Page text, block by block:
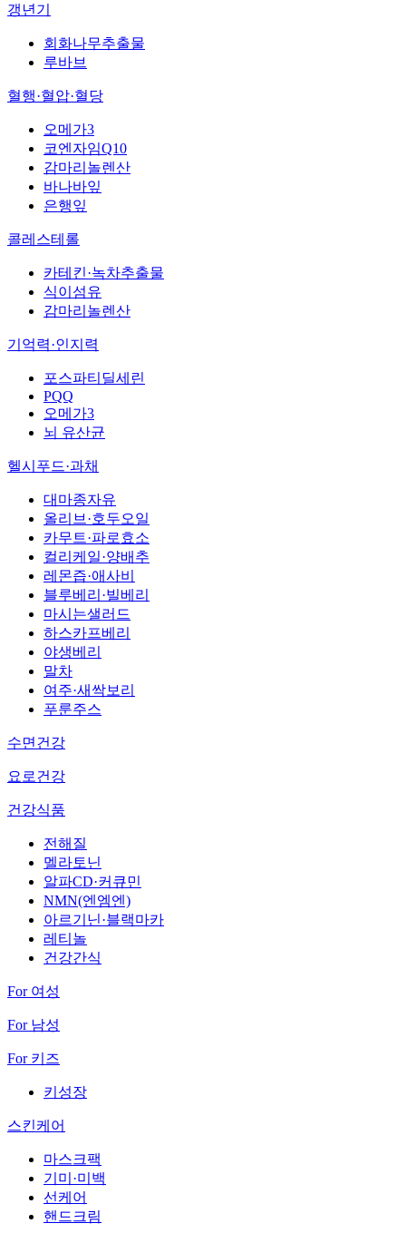
갱년기
회화나무추출물
루바브
혈행·혈압·혈당
오메가3
코엔자임Q10
감마리놀렌산
바나바잎
은행잎
콜레스테롤
카테킨·녹차추출물
식이섬유
감마리놀렌산
기억력·인지력
포스파티딜세린
PQQ
오메가3
뇌 유산균
헬시푸드·과채
대마종자유
올리브·호두오일
카무트·파로효소
컬리케일·양배추
레몬즙·애사비
블루베리·빌베리
마시는샐러드
하스카프베리
야생베리
말차
여주·새싹보리
푸룬주스
수면건강
요로건강
건강식품
전해질
멜라토닌
알파CD·커큐민
NMN(엔엠엔)
아르기닌·블랙마카
레티놀
건강간식
For 여성
For 남성
For 키즈
키성장
스킨케어
마스크팩
기미·미백
선케어
핸드크림